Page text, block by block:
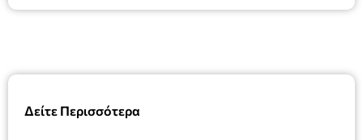
Δείτε Περισσότερα